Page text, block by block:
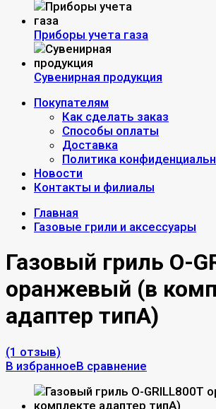
Приборы учета газа
Сувенирная продукция
Покупателям
Как сделать заказ
Способы оплаты
Доставка
Политика
Новости
Контакты и филиалы
Главная
Газовые грили и аксессуары
Газовый гриль O-
оранжевый (в
адаптер типА)
(1 отзыв)
В избранноеВ сравнение